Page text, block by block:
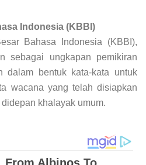
Indonesia (KBBI)
Bahasa Indonesia (KBBI),
sebagai ungkapan pemikiran
dalam bentuk kata-kata untuk
wacana yang telah disiapkan
khalayak umum.